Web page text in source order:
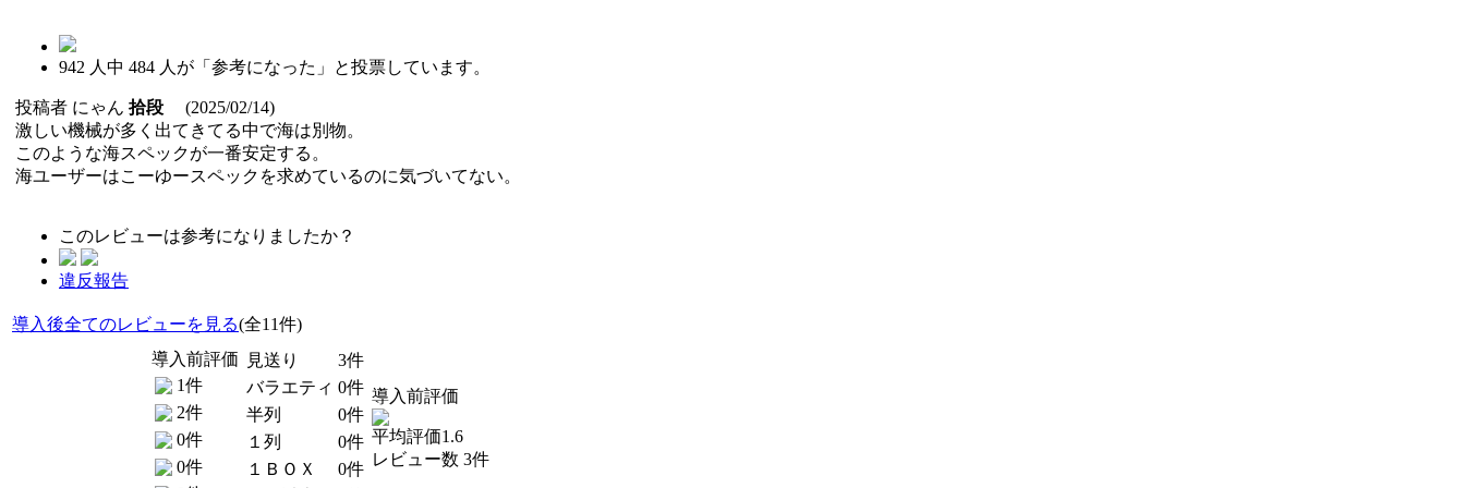
942 人中 484 人が「参考になった」と投票しています。
投稿者 にゃん 拾段 (2025/02/14)
激しい機械が多く出てきてる中で海は別物。
このような海スペックが一番安定する。
海ユーザーはこーゆースペックを求めているのに気づいてない。
このレビューは参考になりましたか？
違反報告
導入後全てのレビューを見る(全11件)
導入前評価
1件
2件
0件
0件
見送り
3件
バラエティ 0件
半列
0件
１列
0件
１ＢＯＸ
0件
導入前評価
平均評価1.6
レビュー数 3件